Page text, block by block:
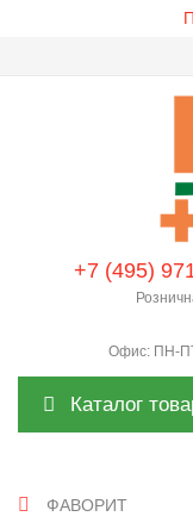
+7 (495)
Офис: ПН-
Каталог
ФАВОРИТ